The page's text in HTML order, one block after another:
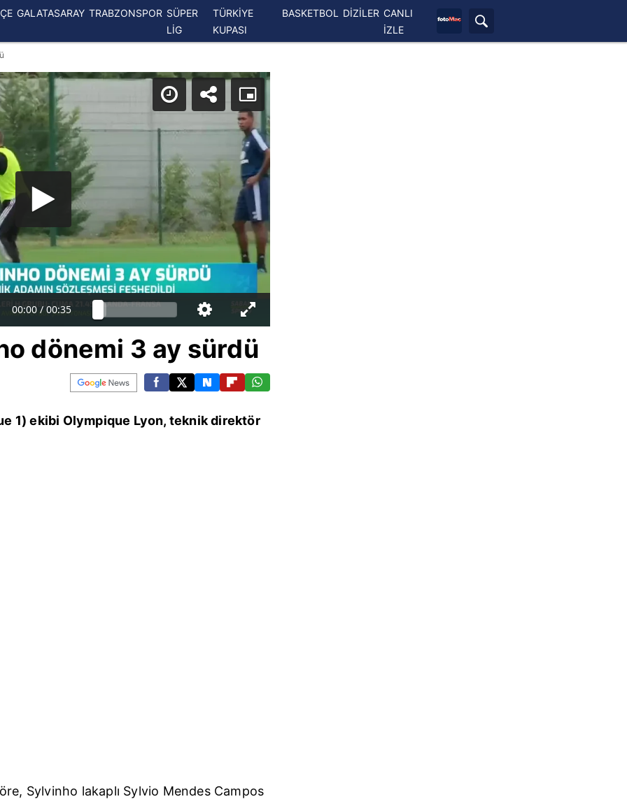
GALATASARAY TRABZONSPOR SÜPER
LİG
TÜRKİYE
KUPASI
BASKETBOL DİZİLER CANLI
İZLE
00:00 / 00:35
dönemi 3 ay sürdü
1) ekibi Olympique Lyon, teknik direktör
Sylvinho lakaplı Sylvio Mendes Campos